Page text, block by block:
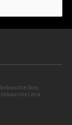
Gebrauchte Sony,
Gebrauchte Leica